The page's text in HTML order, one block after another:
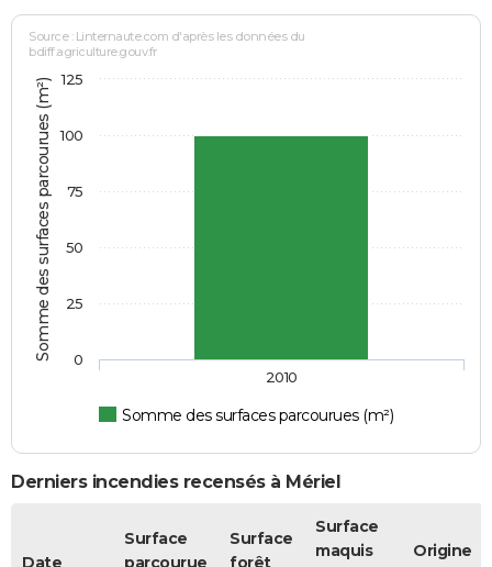
Somme des surfaces parcourues (m²)
Source : Linternaute.com d'après les données du
bdiff.agriculture.gouv.fr
Somme des surfaces parcourues (m²)
2010
0
25
50
75
100
125
Derniers incendies recensés à Mériel
Date
Surface
parcourue
Surface
forêt
Surface
maquis
Origine